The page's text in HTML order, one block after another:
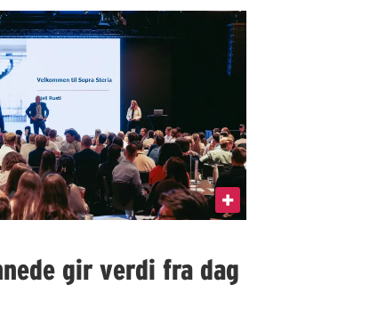
gir verdi fra dag